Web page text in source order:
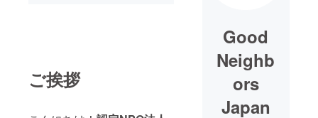
ご挨拶
Good
Neighb
ors
Japan